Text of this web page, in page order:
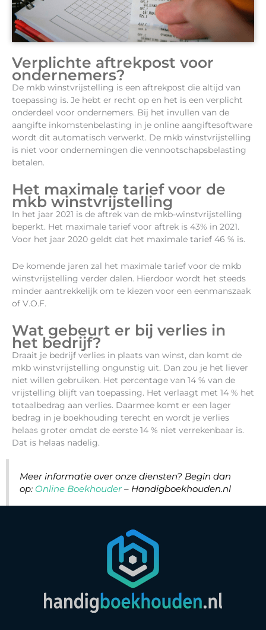
Verplichte aftrekpost voor
ondernemers?
De mkb winstvrijstelling is een aftrekpost die altijd van
toepassing is. Je hebt er recht op en het is een verplicht
onderdeel voor ondernemers. Bij het invullen van de
aangifte inkomstenbelasting in je online aangiftesoftware
wordt dit automatisch verwerkt. De mkb winstvrijstelling
is niet voor ondernemingen die vennootschapsbelasting
betalen.
Het maximale tarief voor de
mkb winstvrijstelling
In het jaar 2021 is de aftrek van de mkb-winstvrijstelling
beperkt. Het maximale tarief voor aftrek is 43% in 2021.
Voor het jaar 2020 geldt dat het maximale tarief 46 % is.
De komende jaren zal het maximale tarief voor de mkb
winstvrijstelling verder dalen. Hierdoor wordt het steeds
minder aantrekkelijk om te kiezen voor een eenmanszaak
of V.O.F.
Wat gebeurt er bij verlies in
het bedrijf?
Draait je bedrijf verlies in plaats van winst, dan komt de
mkb winstvrijstelling ongunstig uit. Dan zou je het liever
niet willen gebruiken. Het percentage van 14 % van de
vrijstelling blijft van toepassing. Het verlaagt met 14 % het
totaalbedrag aan verlies. Daarmee komt er een lager
bedrag in je boekhouding terecht en wordt je verlies
helaas groter omdat de eerste 14 % niet verrekenbaar is.
Dat is helaas nadelig.
Meer informatie over onze diensten? Begin dan
op: Online Boekhouder– Handigboekhouden.nl